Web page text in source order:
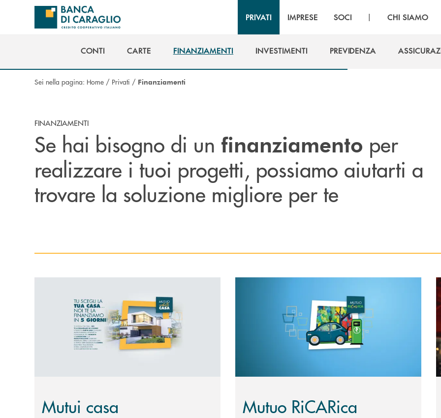
Salta al contenuto principale
PRIVATI IMPRESE SOCI | CHI SIAMO
CONTI
CARTE
FINANZIAMENTI
INVESTIMENTI
PREVIDENZA
Sei nella pagina: Home / Privati / Finanziamenti
FINANZIAMENTI
Se hai bisogno di un finanziamento per
realizzare i tuoi progetti, possiamo aiutarti a
trovare la soluzione migliore per te
Mutui casa Mutuo RiCARica